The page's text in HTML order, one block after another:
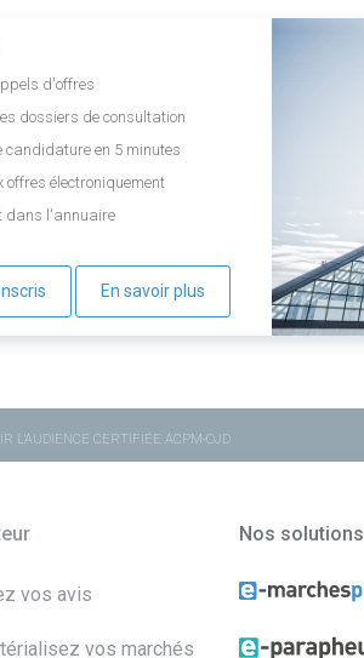
d'offres
dossiers de consultation
candidature en 5 minutes
offres électroniquement
dans l'annuaire
En savoir plus
L'AUDIENCE CERTIFIÉE ACPM-OJD
vos avis
vos marchés
Nos solutions